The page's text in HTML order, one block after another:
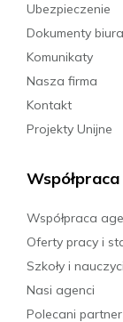
Ubezpieczenie
Dokumenty biura
Komunikaty
Nasza firma
Kontakt
Projekty Unijne
Współpraca
Oferty pracy i
Szkoły i
Nasi agenci
Polecani